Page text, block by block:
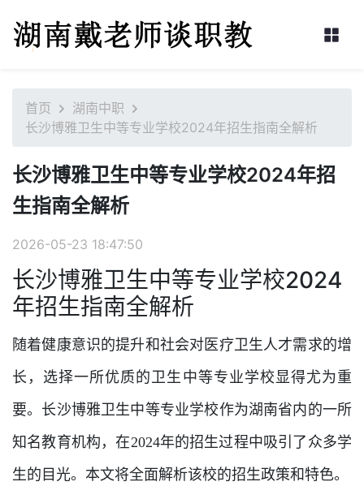
首页
湖南中职
长沙博雅卫生中等专业学校2024年招生指南全解析
长沙博雅卫生中等专业学校2024年招
生指南全解析
2026-05-23 18:47:50
长沙博雅卫生中等专业学校2024
年招生指南全解析
随着健康意识的提升和社会对医疗卫生人才需求的增
长，选择一所优质的卫生中等专业学校显得尤为重
要。长沙博雅卫生中等专业学校作为湖南省内的一所
知名教育机构，在2024年的招生过程中吸引了众多学
生的目光。本文将全面解析该校的招生政策和特色。